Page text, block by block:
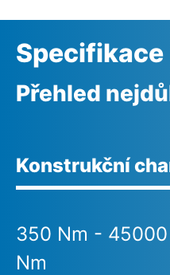
Specifikace
Přehled
Konstrukční
350 Nm - 45000
Nm